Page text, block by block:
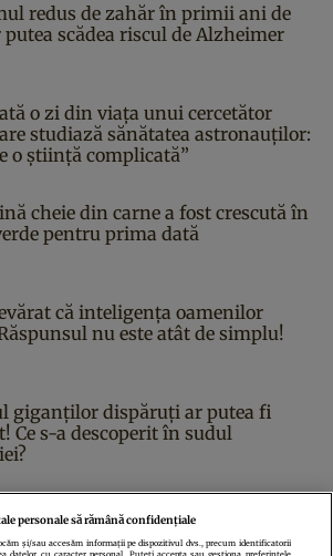
redus de zahăr în primii ani de
scădea riscul de Alzheimer
o zi din viața unui cercetător
studiază sănătatea astronauților:
o știință complicată”
cheie din carne a fost crescută în
pentru prima dată
că inteligența oamenilor
nu este atât de simplu!
giganților dispăruți ar putea fi
Ce s-a descoperit în sudul
personale să rămână confidențiale
și/sau accesăm informații pe dispozitivul dvs., precum identificatorii
datelor cu caracter personal. Puteți accepta sau gestiona preferințele